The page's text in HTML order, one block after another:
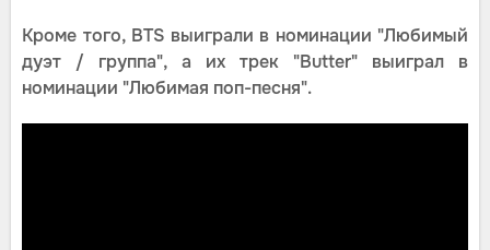
Кроме того, BTS выиграли в номинации "Любимый
дуэт / группа", а их трек "Butter" выиграл в
номинации "Любимая поп-песня".